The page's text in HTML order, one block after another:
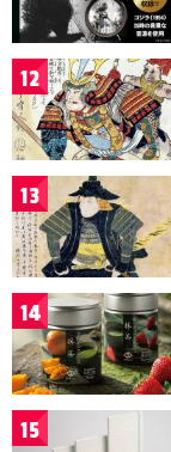
12
13
14
15